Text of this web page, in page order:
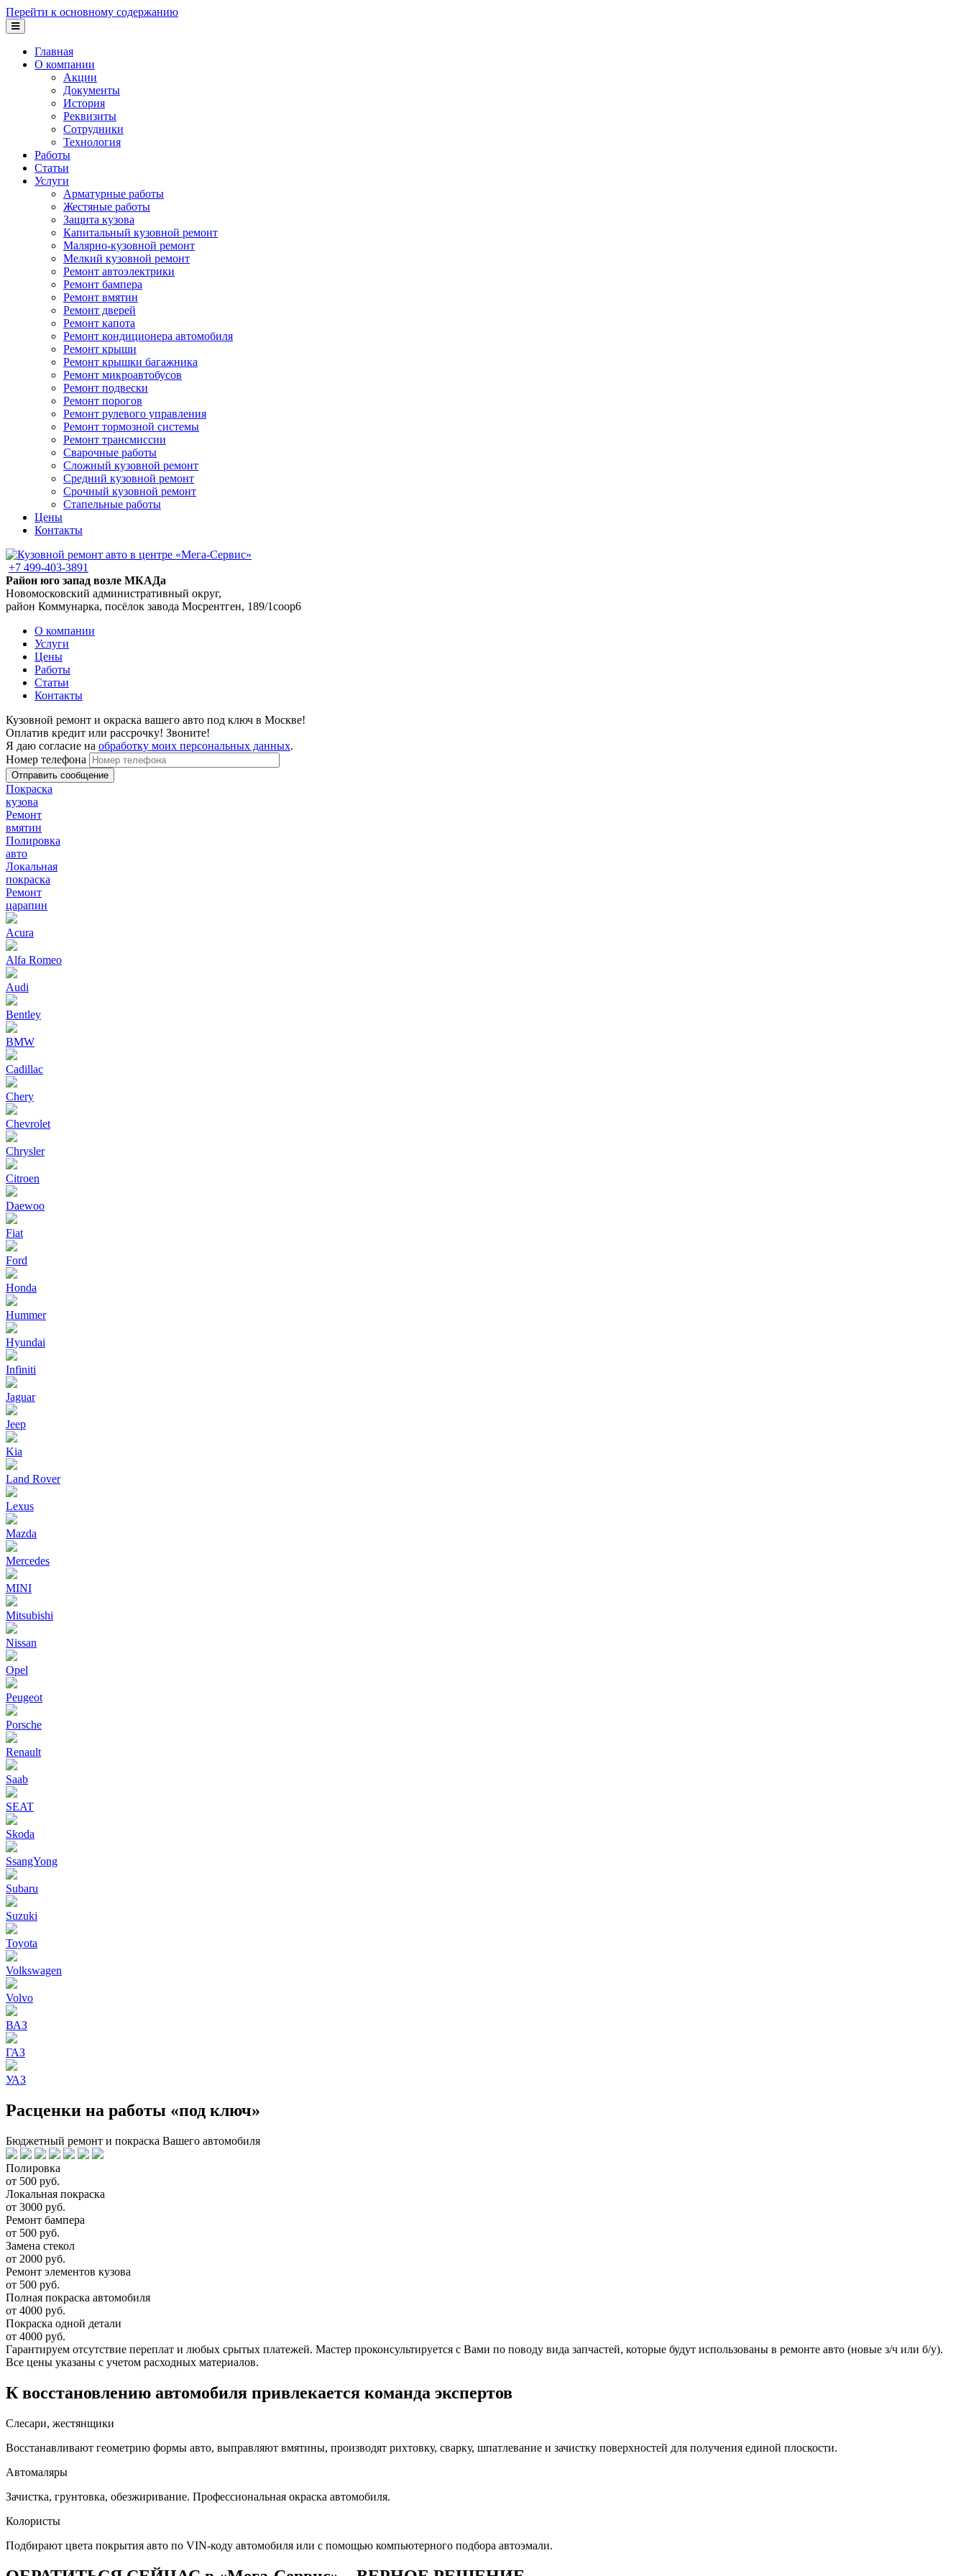
Перейти к основному содержанию
Главная
О компании
Акции
Документы
История
Реквизиты
Сотрудники
Технология
Работы
Статьи
Услуги
Арматурные работы
Жестяные работы
Защита кузова
Капитальный кузовной ремонт
Малярно-кузовной ремонт
Мелкий кузовной ремонт
Ремонт автоэлектрики
Ремонт бампера
Ремонт вмятин
Ремонт дверей
Ремонт капота
Ремонт кондиционера автомобиля
Ремонт крыши
Ремонт крышки багажника
Ремонт микроавтобусов
Ремонт подвески
Ремонт порогов
Ремонт рулевого управления
Ремонт тормозной системы
Ремонт трансмиссии
Сварочные работы
Сложный кузовной ремонт
Средний кузовной ремонт
Срочный кузовной ремонт
Стапельные работы
Цены
Контакты
+7 499-403-3891
Район юго запад возле МКАДа
Новомосковский административный округ,
район Коммунарка, посёлок завода Мосрентген, 189/1соор6
О компании
Услуги
Цены
Работы
Статьи
Контакты
Кузовной ремонт и окраска вашего авто под ключ в Москве!
Оплатив кредит или рассрочку! Звоните!
Я даю согласие на обработку моих персональных данных.
Номер телефона
Покраска
кузова
Ремонт
вмятин
Полировка
авто
Локальная
покраска
Ремонт
царапин
Acura
Alfa Romeo
Audi
Bentley
BMW
Cadillac
Chery
Chevrolet
Chrysler
Citroen
Daewoo
Fiat
Ford
Honda
Hummer
Hyundai
Infiniti
Jaguar
Jeep
Kia
Land Rover
Lexus
Mazda
Mercedes
MINI
Mitsubishi
Nissan
Opel
Peugeot
Porsche
Renault
Saab
SEAT
Skoda
SsangYong
Subaru
Suzuki
Toyota
Volkswagen
Volvo
ВАЗ
ГАЗ
УАЗ
Расценки на работы «под ключ»
Бюджетный ремонт и покраска Вашего автомобиля
Полировка
от 500 руб.
Локальная покраска
от 3000 руб.
Ремонт бампера
от 500 руб.
Замена стекол
от 2000 руб.
Ремонт элементов кузова
от 500 руб.
Полная покраска автомобиля
от 4000 руб.
Покраска одной детали
от 4000 руб.
Гарантируем отсутствие переплат и любых срытых платежей. Мастер проконсультируется с Вами по поводу вида запчастей, которые будут использованы в ремонте авто (новые з/ч или б/у).
Все цены указаны с учетом расходных материалов.
К восстановлению автомобиля привлекается команда экспертов
Слесари, жестянщики
Восстанавливают геометрию формы авто, выправляют вмятины, производят рихтовку, сварку, шпатлевание и зачистку поверхностей для получения единой плоскости.
Автомаляры
Зачистка, грунтовка, обезжиривание. Профессиональная окраска автомобиля.
Колористы
Подбирают цвета покрытия авто по VIN-коду автомобиля или с помощью компьютерного подбора автоэмали.